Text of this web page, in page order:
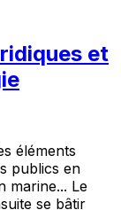
et
éléments
publics en
marine... Le
se bâtir